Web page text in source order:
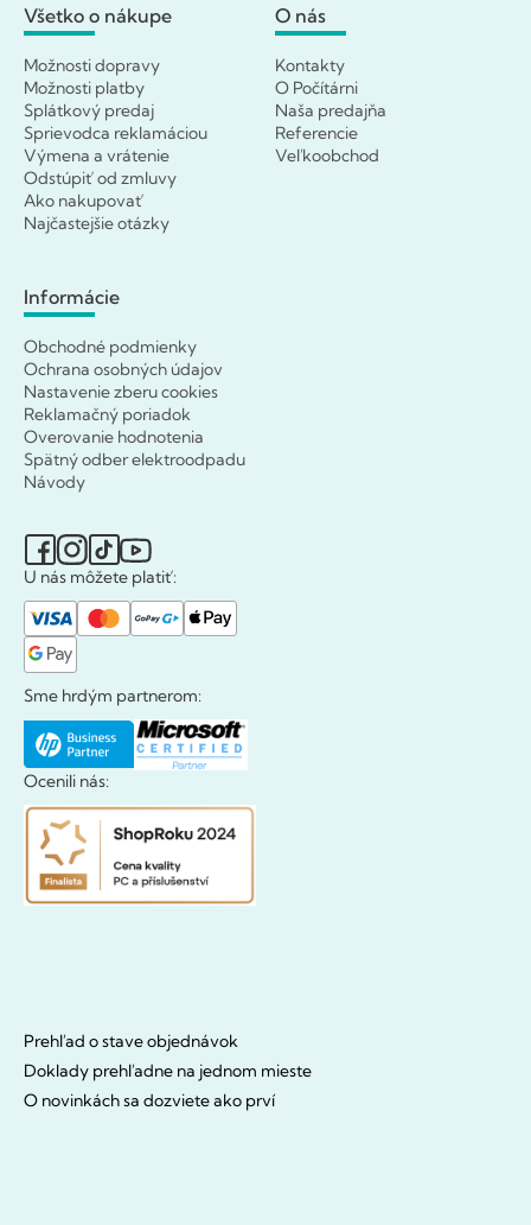
Všetko o nákupe
Možnosti dopravy
Možnosti platby
Splátkový predaj
Sprievodca reklamáciou
Výmena a vrátenie
Odstúpiť od zmluvy
Ako nakupovať
Najčastejšie otázky
O nás
Kontakty
O Počítárni
Naša predajňa
Referencie
Veľkoobchod
Informácie
Obchodné podmienky
Ochrana osobných údajov
Nastavenie zberu cookies
Reklamačný poriadok
Overovanie hodnotenia
Spätný odber elektroodpadu
Návody
U nás môžete platiť:
Sme hrdým partnerom:
Ocenili nás:
Prehľad o stave objednávok
Doklady prehľadne na jednom mieste
O novinkách sa dozviete ako prví